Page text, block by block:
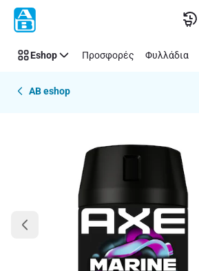
Παράλειψη
Eshop Προσφορές Φυλλάδια
AB eshop